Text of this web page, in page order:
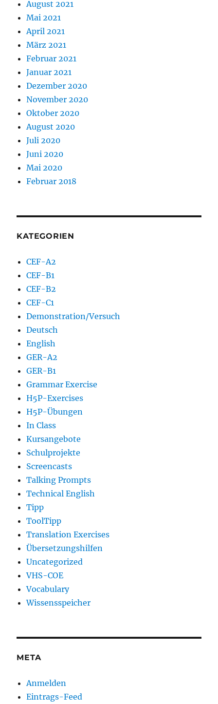
August 2021
Mai 2021
April 2021
März 2021
Februar 2021
Januar 2021
Dezember 2020
November 2020
Oktober 2020
August 2020
Juli 2020
Juni 2020
Mai 2020
Februar 2018
KATEGORIEN
CEF-A2
CEF-B1
CEF-B2
CEF-C1
Demonstration/Versuch
Deutsch
English
GER-A2
GER-B1
Grammar Exercise
H5P-Exercises
H5P-Übungen
In Class
Kursangebote
Schulprojekte
Screencasts
Talking Prompts
Technical English
Tipp
ToolTipp
Translation Exercises
Übersetzungshilfen
Uncategorized
VHS-COE
Vocabulary
Wissensspeicher
META
Anmelden
Eintrags-Feed